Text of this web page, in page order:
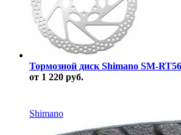
Тормозной диск Shimano SM-
от 1 220 руб.
Shimano